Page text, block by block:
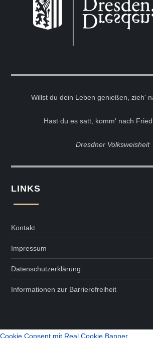
Willst du dein Leben genießen, zieh'
Hast du es satt, komm' nach
Dresdner Volksweisheit
LINKS
Kontakt
Impressum
Datenschutzerklärung
Informationen zur Barrierefreiheit
Cookie Consent mit Real Cookie Banner